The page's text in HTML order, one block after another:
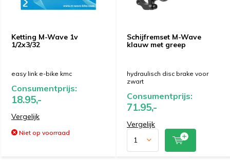
Ketting M-Wave 1v
1/2x3/32
easy link e-bike kmc
Consumentprijs:
18.95,-
Vergelijk
Niet op voorraad
Schijfremset M-Wave
klauw met greep
hydraulisch disc brake voor
zwart
Consumentprijs:
71.95,-
Vergelijk